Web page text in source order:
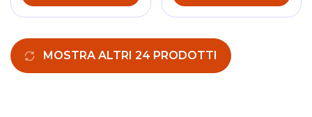
MOSTRA ALTRI 24 PRODOTTI